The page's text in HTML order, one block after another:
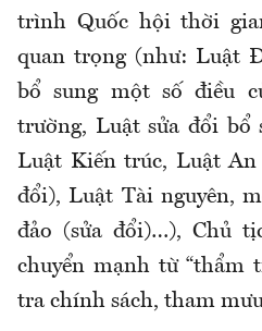
trình Quốc hội thời
quan trọng (như: Luật
bổ sung một số điều
trường, Luật sửa đổi bổ
Luật Kiến trúc, Luật An
đổi), Luật Tài nguyên,
đảo (sửa đổi)…), Chủ
chuyển mạnh từ “thẩm
tra chính sách, tham